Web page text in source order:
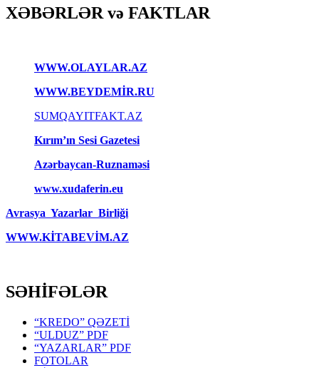
XƏBƏRLƏR və FAKTLAR
WWW.OLAYLAR.AZ
WWW.BEYDEMİR.RU
SUMQAYITFAKT.AZ
Kırım’ın Sesi Gazetesi
Azərbaycan-Ruznaməsi
www.xudaferin.eu
Avrasya Yazarlar Birliği
WWW.KİTABEVİM.AZ
SƏHİFƏLƏR
“KREDO” QƏZETİ
“ULDUZ” PDF
“YAZARLAR” PDF
FOTOLAR